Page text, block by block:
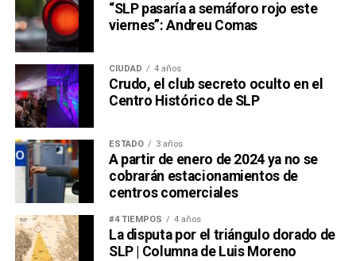
“SLP pasaría a semáforo rojo este
viernes”: Andreu Comas
CIUDAD 4 años
Crudo, el club secreto oculto en el
Centro Histórico de SLP
ESTADO 3 años
A partir de enero de 2024 ya no se
cobrarán estacionamientos de
centros comerciales
#4 TIEMPOS 4 años
La disputa por el triángulo dorado de
SLP | Columna de Luis Moreno